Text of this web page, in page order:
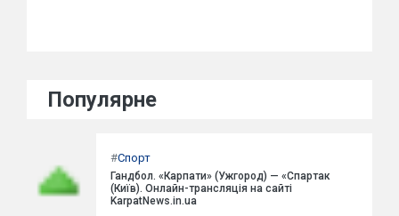
Популярне
#Спорт
Гандбол. «Карпати» (Ужгород) — «Спартак
(Київ). Онлайн-трансляція на сайті
KarpatNews.in.ua